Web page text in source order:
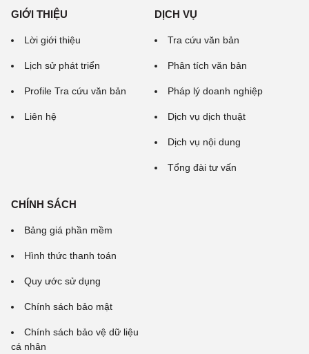
GIỚI THIỆU
Lời giới thiệu
Lịch sử phát triển
Profile Tra cứu văn bản
Liên hệ
DỊCH VỤ
Tra cứu văn bản
Phân tích văn bản
Pháp lý doanh nghiệp
Dịch vụ dịch thuật
Dịch vụ nội dung
Tổng đài tư vấn
CHÍNH SÁCH
Bảng giá phần mềm
Hình thức thanh toán
Quy ước sử dụng
Chính sách bảo mật
Chính sách bảo vệ dữ liệu
cá nhân